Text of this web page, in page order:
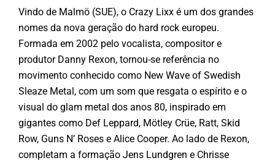
Vindo de Malmö (SUE), o Crazy Lixx é um dos grandes
nomes da nova geração do hard rock europeu.
Formada em 2002 pelo vocalista, compositor e
produtor Danny Rexon, tornou-se referência no
movimento conhecido como New Wave of Swedish
Sleaze Metal, com um som que resgata o espírito e o
visual do glam metal dos anos 80, inspirado em
gigantes como Def Leppard, Mötley Crüe, Ratt, Skid
Row, Guns N’ Roses e Alice Cooper. Ao lado de Rexon,
completam a formação Jens Lundgren e Chrisse